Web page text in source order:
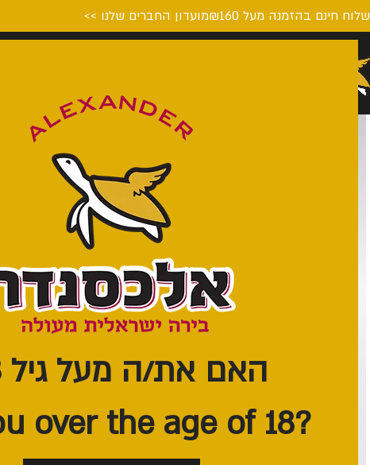
האם את/ה מעל גיל 18?
?Are you over the age of 18
חינם בהזמנה מעל ₪160 מועדון החברים שלנו >>